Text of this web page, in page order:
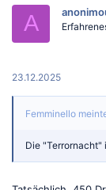
:
A
23.12.2025
Femminello
Die "Terrornacht"